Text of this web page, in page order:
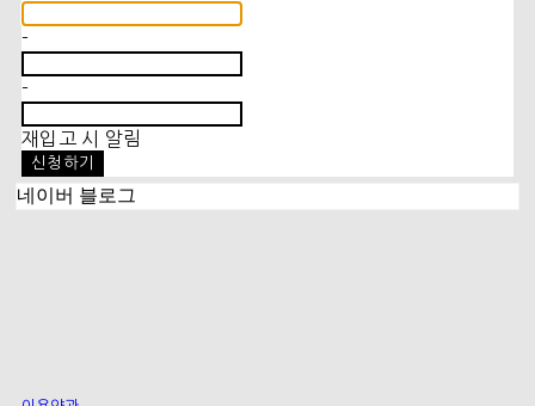
-
-
재입고 시 알림
신청하기
네이버 블로그